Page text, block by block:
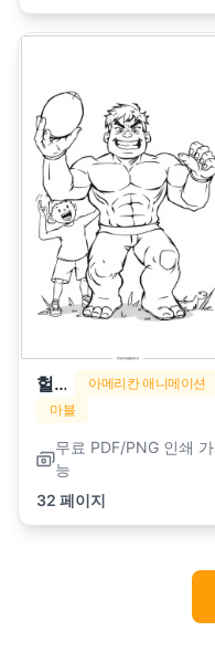
헐크
아메리칸 애니메이션
마블
무료 PDF/PNG 인쇄 가
능
32 페이지